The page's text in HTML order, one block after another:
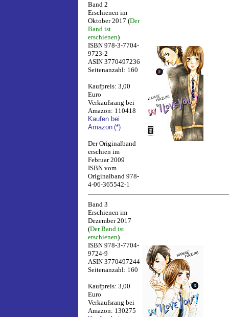
Band 2
Erschienen im
Oktober 2017 (Der
Band ist
erschienen)
ISBN 978-3-7704-
9723-2
ASIN 3770497236
Seitenanzahl: 160
Kaufpreis: 3,00
Euro
Verkaufsrang bei
Amazon: 110418
Kaufen bei
Amazon (*)
Der Originalband
erschien im
Februar 2009
ISBN vom
Originalband 978-
4-06-365542-1
Band 3
Erschienen im
Dezember 2017
(Der Band ist
erschienen)
ISBN 978-3-7704-
9724-9
ASIN 3770497244
Seitenanzahl: 160
Kaufpreis: 3,00
Euro
Verkaufsrang bei
Amazon: 130275